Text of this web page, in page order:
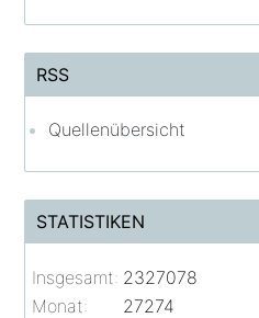
RSS
Quellenübersicht
STATISTIKEN
Insgesamt: 2327078
Monat:
27274